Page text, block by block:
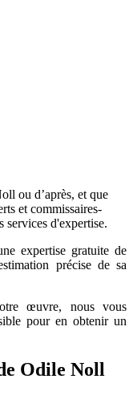
ou d’après, et que
et commissaires-
services d'expertise.
expertise gratuite de
précise de sa
œuvre, nous vous
pour en obtenir un
Odile Noll